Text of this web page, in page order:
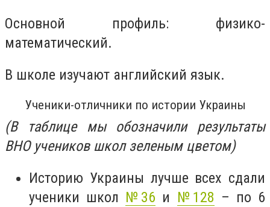
Основной профиль: физико-
математический.
В школе изучают английский язык.
Ученики-отличники по истории Украины
(В таблице мы обозначили результаты
ВНО учеников школ зеленым цветом)
Историю Украины лучше всех сдали
ученики школ №36 и №128 – по 6